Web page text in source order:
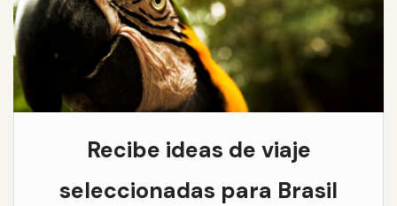
Recibe ideas de viaje
seleccionadas para Brasil